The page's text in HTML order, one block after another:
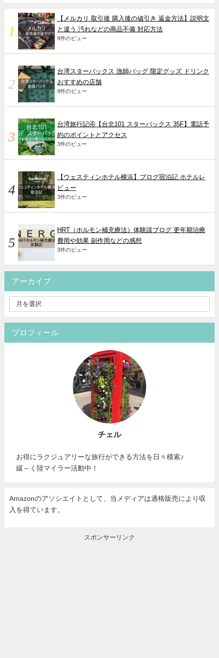
【メルカリ 取引後 購入後の値引き 返金方法】説明文
と違う 汚れなどの商品不備 対応方法
9件のビュー
台湾スターバックス 漁師バッグ 限定グッズ ドリンク
おすすめの店舗
9件のビュー
台湾旅行記④【台北101 スターバックス 35F】電話予
約のポイントとアクセス
3件のビュー
【ウェスティンホテル横浜】ブログ宿泊記 ホテルレ
ビュー
3件のビュー
HRT（ホルモン補充療法）体験談ブログ 更年期治療
費用や効果 副作用などの感想
3件のビュー
アーカイブ
プロフィール
チェル
お得にラクジュアリーな旅行ができる方法を日々模索♪
緩～く陸マイラー活動中！
Amazonのアソシエイトとして、当メディアは適格販売により収
入を得ています。
スポンサーリンク